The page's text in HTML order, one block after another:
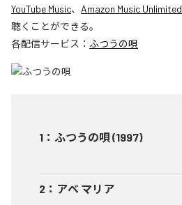
YouTube Music、 Amazon Music Unlimited
聴くことができる。
各配信サービス： ふつうの唄
1 ： ふつうの唄 (1997)
2 ： アベ マリア